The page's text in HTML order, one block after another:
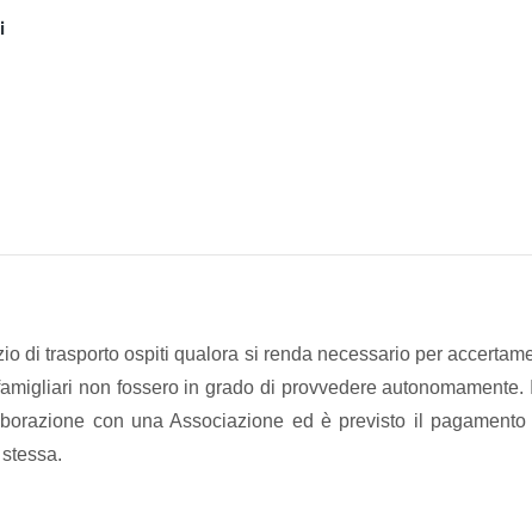
di trasporto ospiti qualora si renda necessario per
non fossero in grado di provvedere autonomamente.
con una Associazione ed è previsto il